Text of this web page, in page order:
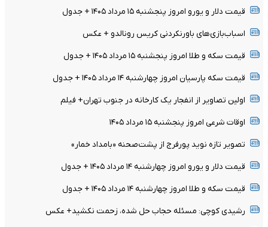
قیمت دلار و یورو امروز پنجشنبه ۱۵ مرداد ۱۴۰۵ + جدول
اسباب‌بازی‌های باورنکردنی کریس رونالدو + عکس
قیمت سکه و طلا امروز پنجشنبه ۱۵ مرداد ۱۴۰۵ + جدول
قیمت سکه پارسیان امروز چهارشنبه ۱۴ مرداد ۱۴۰۵ + جدول
اولین تصاویر از انفجار یک کارخانه در جنوب تهران+ فیلم
اوقات شرعی امروز پنجشنبه ۱۵ مرداد ۱۴۰۵
تصویر تازه نوید پورفرج از پشت‌صحنه «بامداد خمار»
قیمت دلار و یورو امروز چهارشنبه ۱۴ مرداد ۱۴۰۵ + جدول
قیمت سکه و طلا امروز چهارشنبه ۱۴ مرداد ۱۴۰۵ + جدول
رشیدی کوچی: مسئله حجاب حل شده، زحمت نکشید+ عکس